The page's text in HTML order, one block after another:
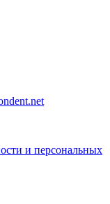
и персональных